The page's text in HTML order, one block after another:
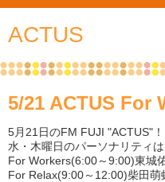
ACTUS
5/21 ACTUS For
5月21日のFM FUJI "ACTUS"！
水・木曜日のパーソナリティは
For Workers(6:00～9:00)東城
For Relax(9:00～12:00)柴田萌